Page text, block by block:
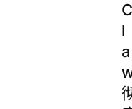
C
l
a